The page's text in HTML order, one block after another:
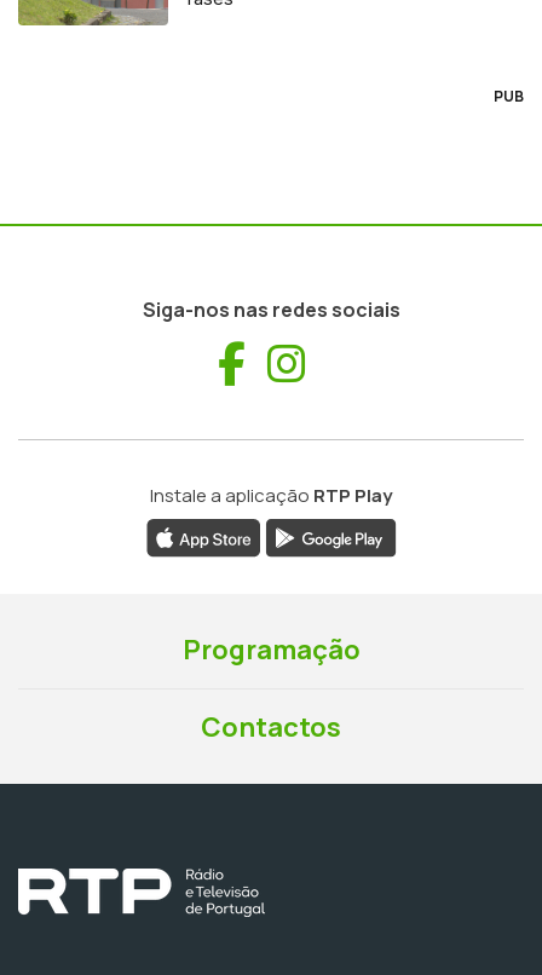
PUB
Siga-nos nas redes sociais
Facebook
Instale a aplicação RTP Play
Programação
Contactos